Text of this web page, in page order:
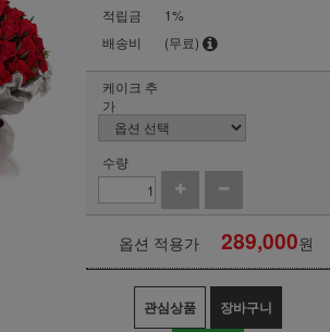
적립금
1%
배송비
(무료)
케이크 추
가
수량
옵션 적용가 289,000원
관심상품 장바구니